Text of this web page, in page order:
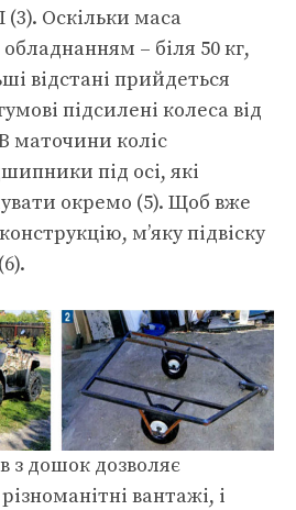
Оскільки маса
– біля 50 кг,
відстані прийдеться
підсилені колеса від
В маточини коліс
під осі, які
окремо (5). Щоб вже
м’яку підвіску
з дошок дозволяє
вантажі, і